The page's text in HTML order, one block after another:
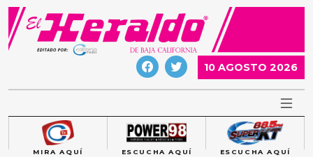
Skip
content
10 AGOSTO 2026
MIRA AQUÍ ESCUCHA AQUÍ ESCUCHA AQUÍ